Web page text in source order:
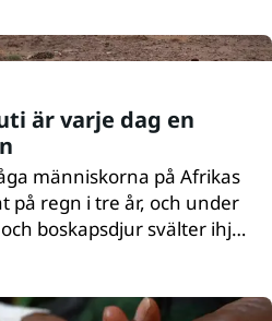
dag en
människorna på Afrikas
på regn i tre år, och under
boskapsdjur svälter ihjäl.
av undernäring och
UNICEF dygnet runt
katastrofen.